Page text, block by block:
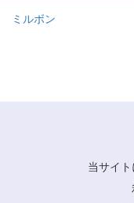
ミルボン
当サイ